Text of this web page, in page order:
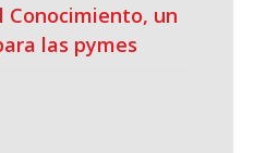
Conocimiento, un
las pymes